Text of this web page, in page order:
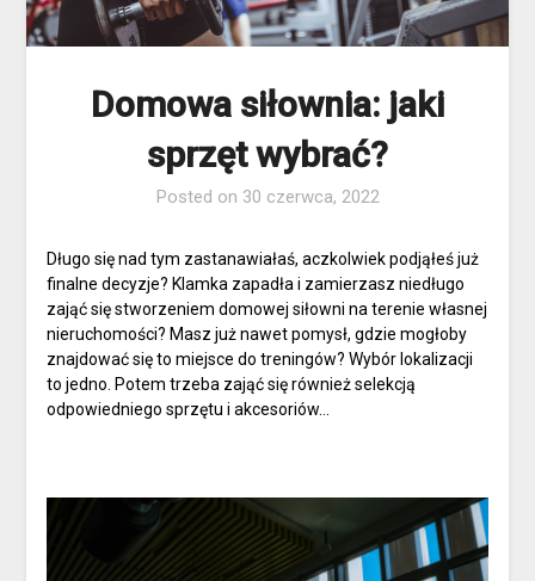
Domowa siłownia: jaki
sprzęt wybrać?
Posted on 30 czerwca, 2022
Długo się nad tym zastanawiałaś, aczkolwiek podjąłeś już
finalne decyzje? Klamka zapadła i zamierzasz niedługo
zająć się stworzeniem domowej siłowni na terenie własnej
nieruchomości? Masz już nawet pomysł, gdzie mogłoby
znajdować się to miejsce do treningów? Wybór lokalizacji
to jedno. Potem trzeba zająć się również selekcją
odpowiedniego sprzętu i akcesoriów…